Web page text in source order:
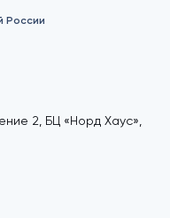
России
2, БЦ «Норд Хаус»,